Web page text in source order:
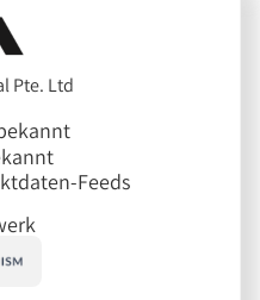
Pte. Ltd
Feeds